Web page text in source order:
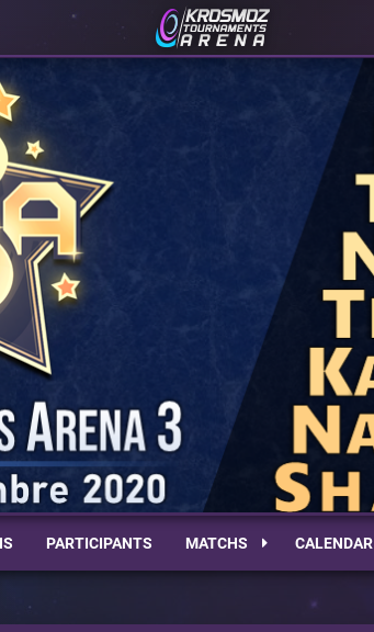
PARTICIPANTS MATCHS CALENDAR